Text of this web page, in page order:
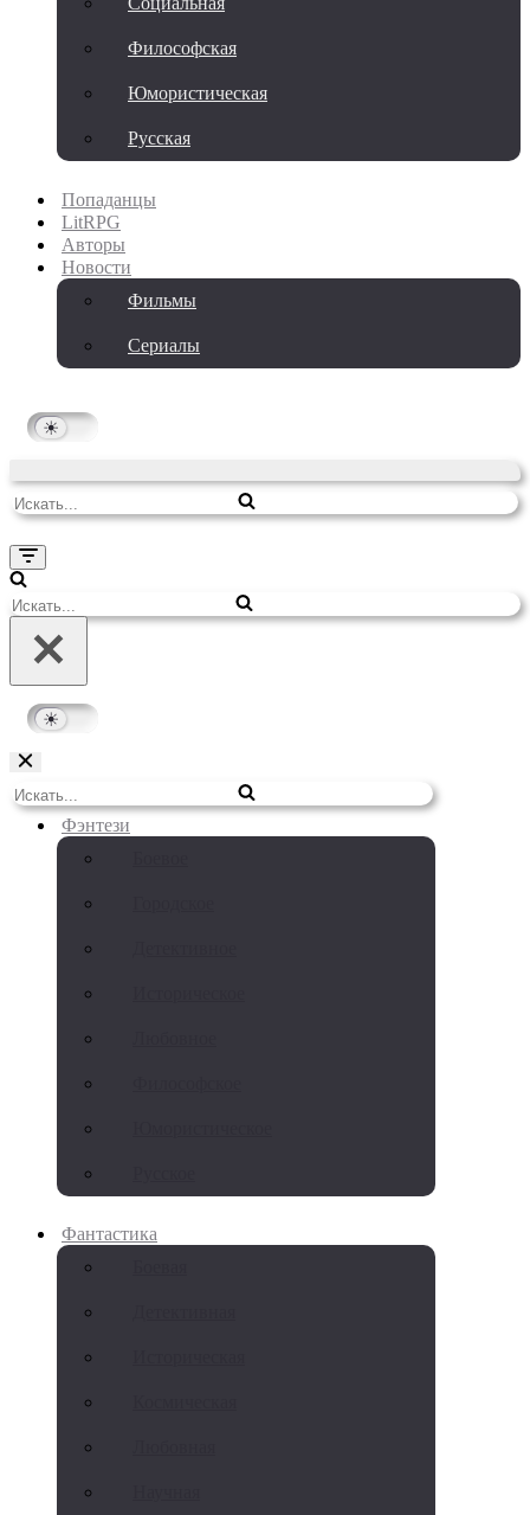
Философская
Юмористическая
Русская
Попаданцы
LitRPG
Авторы
Новости
Фильмы
Сериалы
Искать...
Меню
навигации
Искать...
навигации
Искать...
Фэнтези
Фантастика